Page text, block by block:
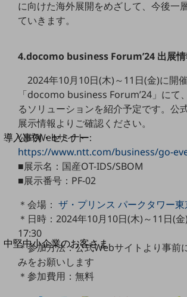
運用保守・故障紛失サポート
お手続き
別ウィンドウで開きます
サービスをご利用中のお客さま
導入事例・セミナー
導入事例TOP
最新の導入事例や注目の導入事例をご紹介します
セミナー
開催・出展する各種セミナー、イベント情報をご紹介し
別ウィン
中堅中小企業のお客さま
NTTドコモビジネスウォッチ
ビジネスお役立ち情報
に向けた海外展開をめざして、今後一
ていきます。
4.docomo business Forum’24 出展
2024年10月10日(木)～11日(金)に開
「docomo business Forum’24」にて
るソリューションを紹介予定です。公
展示情報よりご確認ください。
公式Webサイト：
https://www.ntt.com/business/go-
■展示名：国産OT-IDS/SBOM
■展示番号：PF-02
＊会場：ザ・プリンス パークタワー
＊日時：2024年10月10日(木)～11日(
17:30
＊参加方法：公式Webサイトより事前
みをお願いします
＊参加費用：無料